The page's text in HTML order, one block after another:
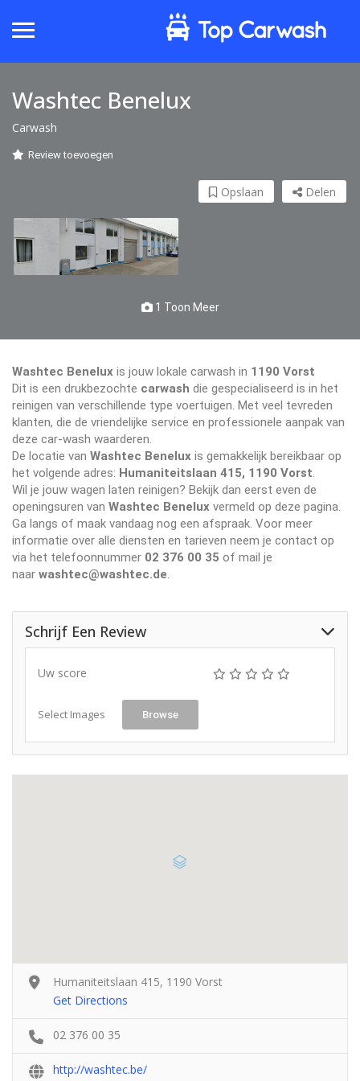
Washtec Benelux
Carwash
Review toevoegen
Delen
Opslaan
1 Toon Meer
Washtec Benelux is jouw lokale carwash in 1190 Vorst
Dit is een drukbezochte carwash die gespecialiseerd is in het
reinigen van verschillende type voertuigen. Met veel tevreden
klanten, die de vriendelijke service en professionele aanpak van
deze car-wash waarderen.
De locatie van Washtec Benelux is gemakkelijk bereikbaar op
het volgende adres: Humaniteitslaan 415, 1190 Vorst
Wil je jouw wagen laten reinigen? Bekijk dan eerst even de
openingsuren van Washtec Benelux vermeld op deze pagina.
Ga langs of maak vandaag nog een afspraak. Voor meer
informatie over alle diensten en tarieven neem je contact op
via het telefoonnummer 02 376 00 35 of mail je
naar washtec@washtec.de
Schrijf Een Review
Uw score
Select Images Browse
Humaniteitslaan 415, 1190 Vorst
Get Directions
02 376 00 35
http://washtec.be/